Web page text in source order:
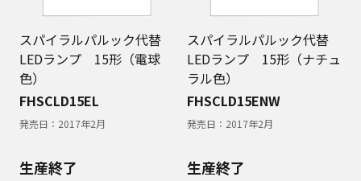
スパイラルパルック代替
LEDランプ 15形（電球
色）
FHSCLD15EL
発売日： 2017年2月
スパイラルパルック代替
LEDランプ 15形（ナチュ
ラル色）
FHSCLD15ENW
発売日： 2017年2月
生産終了 生産終了